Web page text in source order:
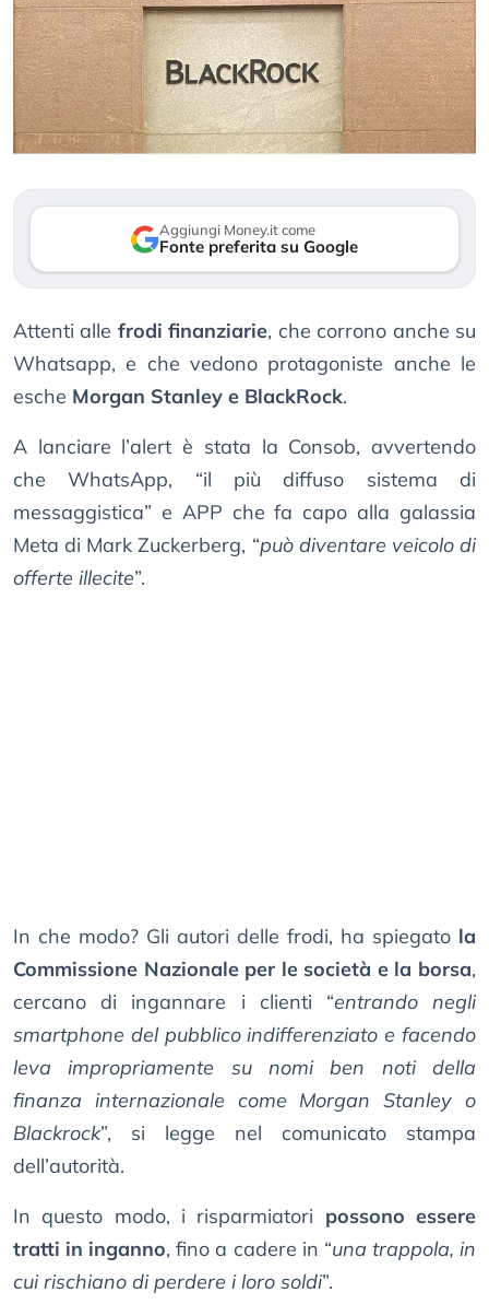
Aggiungi Money.it come
Fonte preferita su Google
Attenti alle frodi finanziarie, che corrono anche su
Whatsapp, e che vedono protagoniste anche le
esche Morgan Stanley e BlackRock.
A lanciare l’alert è stata la Consob, avvertendo
che WhatsApp, “il più diffuso sistema di
messaggistica” e APP che fa capo alla galassia
Meta di Mark Zuckerberg, “può diventare veicolo di
offerte illecite”.
In che modo? Gli autori delle frodi, ha spiegato la
Commissione Nazionale per le società e la borsa,
cercano di ingannare i clienti “entrando negli
smartphone del pubblico indifferenziato e facendo
leva impropriamente su nomi ben noti della
finanza internazionale come Morgan Stanley o
Blackrock”, si legge nel comunicato stampa
dell’autorità.
In questo modo, i risparmiatori possono essere
tratti in inganno, fino a cadere in “una trappola, in
cui rischiano di perdere i loro soldi”.